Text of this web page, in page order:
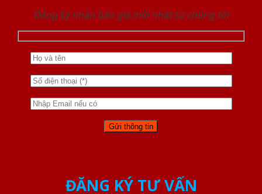
Đăng ký nhận báo giá mới nhất từ chúng tôi
ĐĂNG KÝ TƯ VẤN